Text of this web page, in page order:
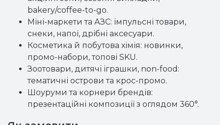
bakery/coffee-to-go.
Міні-маркети та АЗС: імпульсні товари,
снеки, напої, дрібні аксесуари.
Косметика й побутова хімія: новинки,
промо-набори, топові SKU.
Зоотовари, дитячі іграшки, non-food:
тематичні острови та крос-промо.
Шоуруми та корнери брендів:
презентаційні композиції з оглядом 360°.